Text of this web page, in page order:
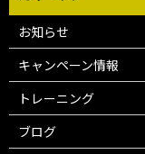
お知らせ
キャンペーン情報
トレーニング
ブログ